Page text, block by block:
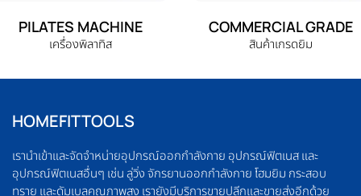
PILATES MACHINE
เครื่องพิลาทิส
COMMERCIAL GRADE
สินค้าเกรดยิม
HOMEFITTOOLS
เรานำเข้าและจัดจำหน่ายอุปกรณ์ออกกำลังกาย อุปกรณ์ฟิตเนส และ
อุปกรณ์ฟิตเนสอื่นๆ เช่น ลู่วิ่ง จักรยานออกกำลังกาย โฮมยิม กระสอบ
ทราย และดัมเบลคุณภาพสูง เรายังมีบริการขายปลีกและขายส่งอีกด้วย